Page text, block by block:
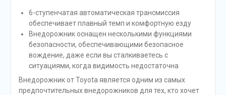
6-ступенчатая автоматическая трансмиссия
обеспечивает плавный темп и комфортную езду
Внедорожник оснащен несколькими функциями
безопасности, обеспечивающими безопасное
вождение, даже если вы сталкиваетесь с
ситуациями, когда видимость недостаточна
Внедорожник от Toyota является одним из самых
предпочтительных внедорожников для тех, кто хочет